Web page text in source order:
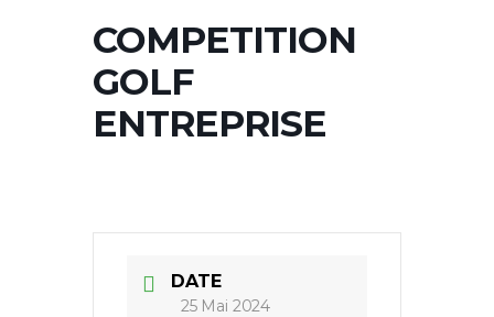
COMPETITION
GOLF
ENTREPRISE
DATE
25 Mai 2024